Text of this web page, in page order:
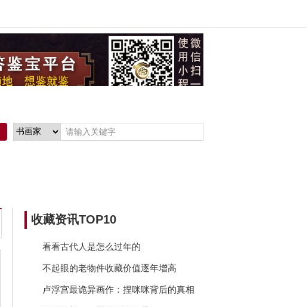
收藏资讯TOP10
看看古代人是怎么过年的
不起眼的老物件收藏价值逐年增高
卢浮宫最诡异画作：捏咪咪背后的真相